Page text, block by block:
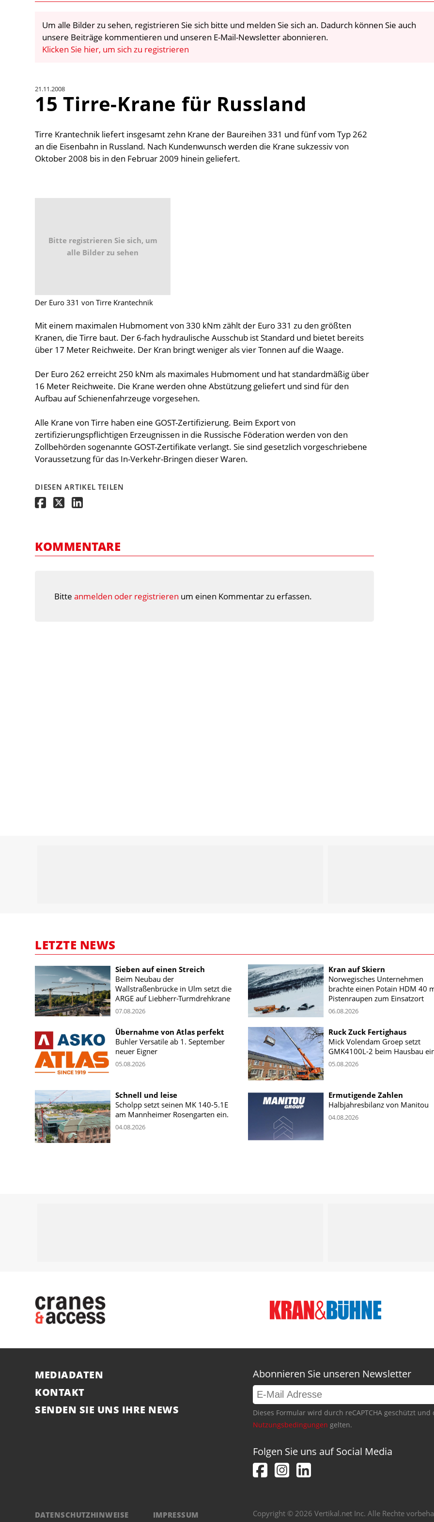
Um alle Bilder zu sehen, registrieren Sie sich bitte und melden Sie sich an. Dadurch können Sie auch
unsere Beiträge kommentieren und unseren E-Mail-Newsletter abonnieren.
Klicken Sie hier, um sich zu registrieren
21.11.2008
15 Tirre-Krane für Russland
Tirre Krantechnik liefert insgesamt zehn Krane der Baureihen 331 und fünf vom Typ 262
an die Eisenbahn in Russland. Nach Kundenwunsch werden die Krane sukzessiv von
Oktober 2008 bis in den Februar 2009 hinein geliefert.
Bitte registrieren Sie sich, um
alle Bilder zu sehen
Der Euro 331 von Tirre Krantechnik
Mit einem maximalen Hubmoment von 330 kNm zählt der Euro 331 zu den größten
Kranen, die Tirre baut. Der 6-fach hydraulische Ausschub ist Standard und bietet bereits
über 17 Meter Reichweite. Der Kran bringt weniger als vier Tonnen auf die Waage.
Der Euro 262 erreicht 250 kNm als maximales Hubmoment und hat standardmäßig über
16 Meter Reichweite. Die Krane werden ohne Abstützung geliefert und sind für den
Aufbau auf Schienenfahrzeuge vorgesehen.
Alle Krane von Tirre haben eine GOST-Zertifizierung. Beim Export von
zertifizierungspflichtigen Erzeugnissen in die Russische Föderation werden von den
Zollbehörden sogenannte GOST-Zertifikate verlangt. Sie sind gesetzlich vorgeschriebene
Voraussetzung für das In-Verkehr-Bringen dieser Waren.
DIESEN ARTIKEL TEILEN
KOMMENTARE
Bitte anmelden oder registrieren um einen Kommentar zu erfassen.
LETZTE NEWS
Sieben auf einen Streich
Beim Neubau der
Wallstraßenbrücke in Ulm setzt die
ARGE auf Liebherr-Turmdrehkrane
07.08.2026
Kran auf Skiern
Norwegisches Unternehmen
brachte einen Potain HDM 40
Pistenraupen zum Einsatzort
06.08.2026
Übernahme von Atlas perfekt
Buhler Versatile ab 1. September
neuer Eigner
05.08.2026
Ruck Zuck Fertighaus
Mick Volendam Groep setzt
GMK4100L-2 beim Hausbau
05.08.2026
Schnell und leise
Scholpp setzt seinen MK 140-5.1E
am Mannheimer Rosengarten ein.
04.08.2026
Ermutigende Zahlen
Halbjahresbilanz von Manitou
04.08.2026
MEDIADATEN
KONTAKT
SENDEN SIE UNS IHRE NEWS
Abonnieren Sie unseren Newsletter
Dieses Formular wird durch reCAPTCHA geschützt
Nutzungsbedingungen gelten.
Folgen Sie uns auf Social Media
DATENSCHUTZHINWEISE IMPRESSUM Copyright © 2026 Vertikal.net Inc. Alle Rechte